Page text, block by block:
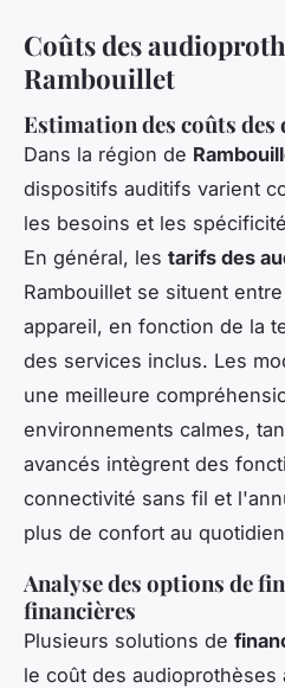
Coûts des
Rambouillet
Estimation des coûts
Dans la région de
dispositifs auditifs varient
les besoins et les
En général, les tarifs des
Rambouillet se situent
appareil, en fonction de la
des services inclus. Les
une meilleure
environnements calmes,
avancés intègrent des
connectivité sans fil et
plus de confort au
Analyse des options de
financières
Plusieurs solutions de
le coût des audioprothèses